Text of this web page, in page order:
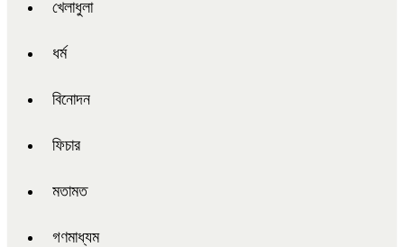
খেলাধুলা
ধর্ম
বিনোদন
ফিচার
মতামত
গণমাধ্যম